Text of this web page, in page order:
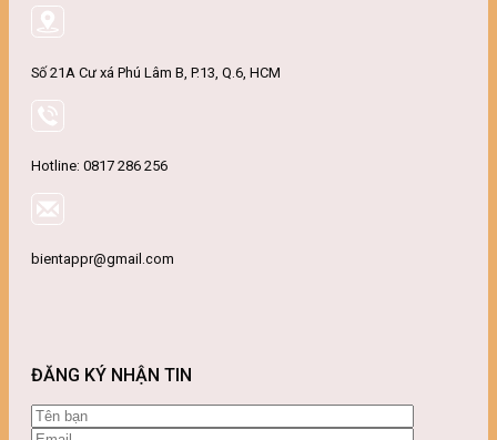
Số 21A Cư xá Phú Lâm B, P.13, Q.6, HCM
Hotline: 0817 286 256
bientappr@gmail.com
ĐĂNG KÝ NHẬN TIN